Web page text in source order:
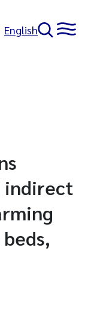
English
indirect